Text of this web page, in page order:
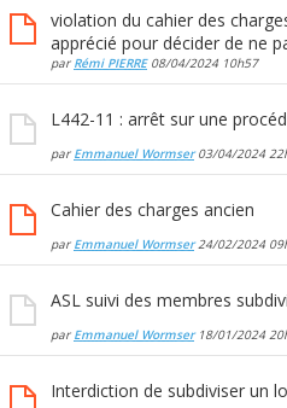
violation du cahier des
apprécié pour décider de ne
par Rémi PIERRE08/04/2024 10h57
L442-11 : arrêt sur une
par Emmanuel Wormser03/04/2024
Cahier des charges ancien
par Emmanuel Wormser24/02/2024
ASL suivi des membres
par Emmanuel Wormser18/01/2024
Interdiction de subdiviser un